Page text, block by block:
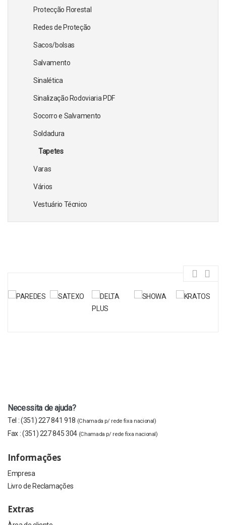
Protecção Florestal
Redes de Proteção
Sacos/bolsas
Salvamento
Sinalética
Sinalização Rodoviaria PDF
Socorro e Salvamento
Soldadura
Tapetes
Varas
Vários
Vestuário Técnico
Necessita de ajuda?
Tel :(351) 227 841 918 (Chamada p/ rede fixa nacional)
Fax :(351) 227 845 304 (Chamada p/ rede fixa nacional)
Informações
Empresa
Livro de Reclamações
Extras